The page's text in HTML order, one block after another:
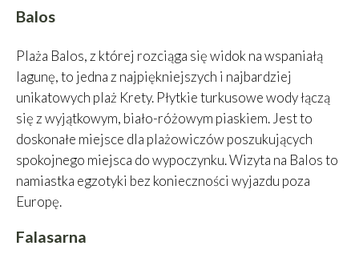
Balos
Plaża Balos, z której rozciąga się widok na wspaniałą
lagunę, to jedna z najpiękniejszych i najbardziej
unikatowych plaż Krety. Płytkie turkusowe wody łączą
się z wyjątkowym, biało-różowym piaskiem. Jest to
doskonałe miejsce dla plażowiczów poszukujących
spokojnego miejsca do wypoczynku. Wizyta na Balos to
namiastka egzotyki bez konieczności wyjazdu poza
Europę.
Falasarna